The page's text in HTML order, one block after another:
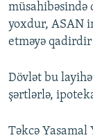
yoxdur, ASAN
etməyə
Dövlət bu
şərtlərlə,
Təkcə Yasamal